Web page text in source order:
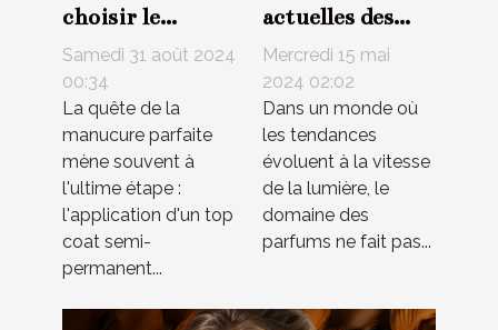
choisir le
meilleur top
coat semi-
permanent pour
vos ongles
Samedi 31 août 2024
00:34
La quête de la
manucure parfaite
mène souvent à
l'ultime étape :
l'application d'un top
coat semi-
permanent...
actuelles des
parfums en
ligne et
comment
trouver les
meilleures
offres
Mercredi 15 mai
2024 02:02
Dans un monde où
les tendances
évoluent à la vitesse
de la lumière, le
domaine des
parfums ne fait pas...